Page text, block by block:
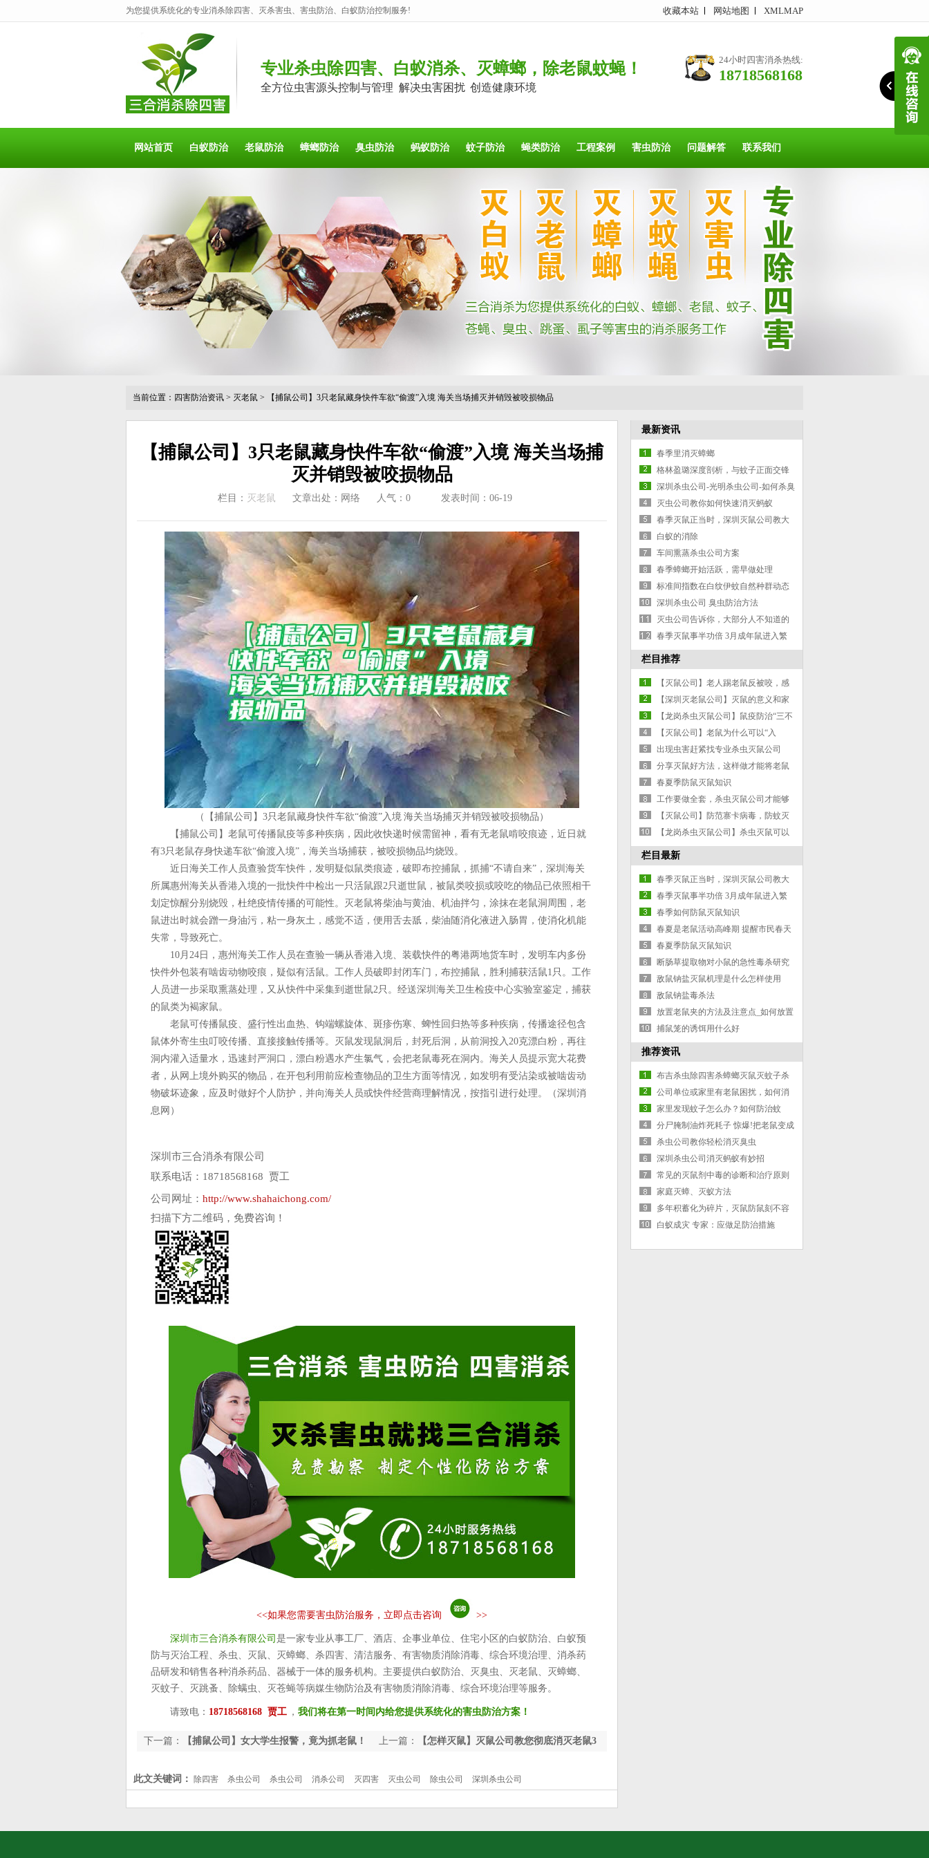
为您提供系统化的专业消杀除四害、灭杀害虫、害虫防治、白蚁防治控制服务! 收藏本站 网站地图 XMLMAP
专业杀虫除四害、白蚁消杀、灭蟑螂，除老鼠蚊蝇！
全方位虫害源头控制与管理 解决虫害困扰 创造健康环境
24小时四害消杀热线:
18718568168
网站首页 白蚁防治 老鼠防治 蟑螂防治 臭虫防治 蚂蚁防治 蚊子防治 蝇类防治 工程案例 害虫防治 问题解答 联系我们
当前位置： 四害防治资讯 > 灭老鼠 > 【捕鼠公司】3只老鼠藏身快件车欲“偷渡”入境 海关当场捕灭并销毁被咬损物品
【捕鼠公司】3只老鼠藏身快件车欲“偷渡”入境 海关当场捕
灭并销毁被咬损物品
栏目： 灭老鼠 文章出处：网络 人气： 0 发表时间：06-19
（【捕鼠公司】3只老鼠藏身快件车欲“偷渡”入境 海关当场捕灭并销毁被咬损物品）
【捕鼠公司】老鼠可传播鼠疫等多种疾病，因此收快递时候需留神，看有无老鼠啃咬痕迹，近日就
有3只老鼠存身快递车欲“偷渡入境”，海关当场捕获，被咬损物品均烧毁。
近日海关工作人员查验货车快件，发明疑似鼠类痕迹，破即布控捕鼠，抓捕“不请自来”，深圳海关
所属惠州海关从香港入境的一批快件中检出一只活鼠跟2只逝世鼠，被鼠类咬损或咬吃的物品已依照相干
划定惊醒分别烧毁，杜绝疫情传播的可能性。灭老鼠将柴油与黄油、机油拌匀，涂抹在老鼠洞周围，老
鼠进出时就会蹭一身油污，粘一身灰土，感觉不适，便用舌去舐，柴油随消化液进入肠胃，使消化机能
失常，导致死亡。
10月24日，惠州海关工作人员在查验一辆从香港入境、装载快件的粤港两地货车时，发明车内多份
快件外包装有啮齿动物咬痕，疑似有活鼠。工作人员破即封闭车门，布控捕鼠，胜利捕获活鼠1只。工作
人员进一步采取熏蒸处理，又从快件中采集到逝世鼠2只。经送深圳海关卫生检疫中心实验室鉴定，捕获
的鼠类为褐家鼠。
老鼠可传播鼠疫、盛行性出血热、钩端螺旋体、斑疹伤寒、蜱性回归热等多种疾病，传播途径包含
鼠体外寄生虫叮咬传播、直接接触传播等。灭鼠发现鼠洞后，封死后洞，从前洞投入20克漂白粉，再往
洞内灌入适量水，迅速封严洞口，漂白粉遇水产生氯气，会把老鼠毒死在洞内。海关人员提示宽大花费
者，从网上境外购买的物品，在开包利用前应检查物品的卫生方面等情况，如发明有受沾染或被啮齿动
物破坏迹象，应及时做好个人防护，并向海关人员或快件经营商理解情况，按指引进行处理。（深圳消
息网）
深圳市三合消杀有限公司
联系电话：18718568168 贾工
公司网址： http://www.shahaichong.com/
扫描下方二维码，免费咨询！
<<如果您需要害虫防治服务，立即点击咨询 >>
深圳市三合消杀有限公司 是一家专业从事工厂、酒店、企事业单位、住宅小区的白蚁防治、白蚁预
防与灭治工程、杀虫、灭鼠、灭蟑螂、杀四害、清洁服务、有害物质消除消毒、综合环境治理、消杀药
品研发和销售各种消杀药品、器械于一体的服务机构。主要提供白蚁防治、灭臭虫、灭老鼠、灭蟑螂、
灭蚊子、灭跳蚤、除螨虫、灭苍蝇等病媒生物防治及有害物质消除消毒、综合环境治理等服务。
请致电： 18718568168 贾工 ， 我们将在第一时间内给您提供系统化的害虫防治方案！
上一篇：
【怎样灭鼠】灭鼠公司教您彻底消灭老鼠3
下一篇： 【捕鼠公司】女大学生报警，竟为抓老鼠！
此文关键词： 除四害 杀虫公司 杀虫公司 消杀公司 灭四害 灭虫公司 除虫公司 深圳杀虫公司
最新资讯
春季里消灭蟑螂
格林盈璐深度剖析，与蚊子正面交锋
灭蚊灯是否有效
深圳杀虫公司-光明杀虫公司-如何杀臭
虫-臭虫防治的方案
灭虫公司教你如何快速消灭蚂蚁
春季灭鼠正当时，深圳灭鼠公司教大
家如何灭鼠
白蚁的消除
车间熏蒸杀虫公司方案
春季蟑螂开始活跃，需早做处理
标准间指数在白纹伊蚊自然种群动态
深圳杀虫公司 臭虫防治方法
灭虫公司告诉你，大部分人不知道的
灭蚂蚁除蚂蚁防治蚂蚁小妙招
春季灭鼠事半功倍 3月成年鼠进入繁
殖期
栏目推荐
【灭鼠公司】老人踢老鼠反被咬，感
染出血热
【深圳灭老鼠公司】灭鼠的意义和家
庭日常防鼠的8个方法
【龙岗杀虫灭鼠公司】鼠疫防治“三不
三报”制度老鼠的习性及防治方法
【灭鼠公司】老鼠为什么可以“入
侵”高层住宅
出现虫害赶紧找专业杀虫灭鼠公司
分享灭鼠好方法，这样做才能将老鼠
彻底消灭！
春夏季防鼠灭鼠知识
工作要做全套，杀虫灭鼠公司才能够
无懈可击
【灭鼠公司】防范寨卡病毒，防蚊灭
蚊是关键
【龙岗杀虫灭鼠公司】杀虫灭鼠可以
带来什么好处？
栏目最新
春季灭鼠正当时，深圳灭鼠公司教大
家如何灭鼠
春季灭鼠事半功倍 3月成年鼠进入繁
殖期
春季如何防鼠灭鼠知识
春夏是老鼠活动高峰期 提醒市民春天
灭鼠防病
春夏季防鼠灭鼠知识
断肠草提取物对小鼠的急性毒杀研究
敌鼠钠盐灭鼠机理是什么怎样使用
敌鼠钠盐毒杀法
放置老鼠夹的方法及注意点_如何放置
老鼠夹
捕鼠笼的诱饵用什么好
推荐资讯
布吉杀虫除四害杀蟑螂灭鼠灭蚊子杀
白蚁可联系深圳杀虫公司杀虫公司
公司单位或家里有老鼠困扰，如何消
灭老鼠
家里发现蚊子怎么办？如何防治蚊
子？
分尸腌制油炸死耗子 惊爆!把老鼠变成
乳鸽全过程（图）
杀虫公司教你轻松消灭臭虫
深圳杀虫公司消灭蚂蚁有妙招
常见的灭鼠剂中毒的诊断和治疗原则
（2）
家庭灭蟑、灭蚁方法
多年积蓄化为碎片，灭鼠防鼠刻不容
缓
白蚁成灾 专家：应做足防治措施